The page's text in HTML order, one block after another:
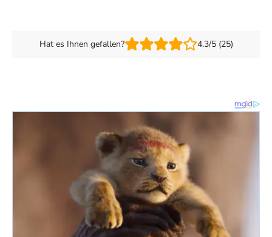
Hat es Ihnen gefallen? 4.3/5 (25)